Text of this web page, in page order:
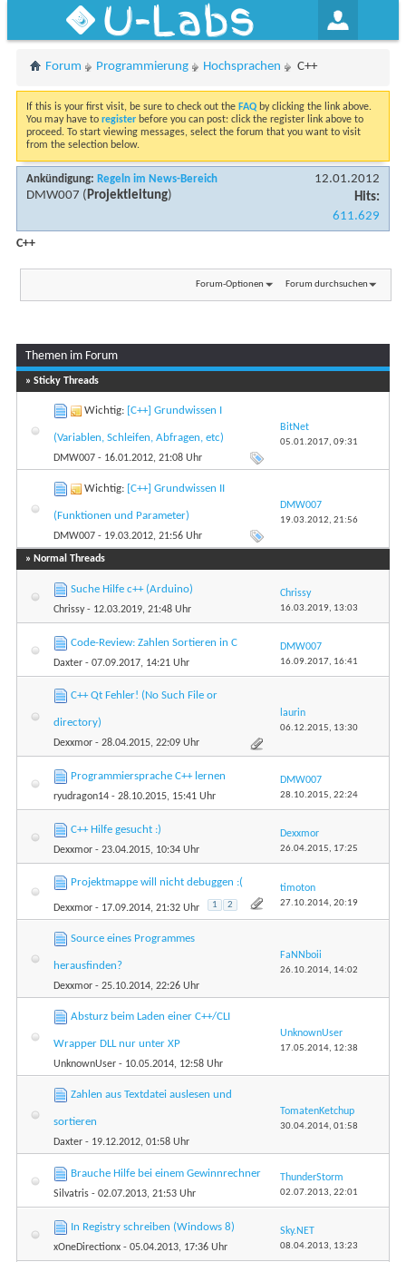
U-Labs
Forum Programmierung Hochsprachen C++
If this is your first visit, be sure to check out the FAQ by clicking the link above.
You may have to register before you can post: click the register link above to
proceed. To start viewing messages, select the forum that you want to visit
from the selection below.
Ankündigung: Regeln im News-Bereich
DMW007 (Projektleitung)
12.01.2012
Hits:
611.629
C++
Forum-Optionen Forum durchsuchen
Themen im Forum
» Sticky Threads
Wichtig: [C++] Grundwissen I
(Variablen, Schleifen, Abfragen, etc)
DMW007 - 16.01.2012, 21:08 Uhr
BitNet
05.01.2017, 09:31
Wichtig: [C++] Grundwissen II
(Funktionen und Parameter)
DMW007 - 19.03.2012, 21:56 Uhr
DMW007
19.03.2012, 21:56
» Normal Threads
Suche Hilfe c++ (Arduino)
Chrissy- 12.03.2019, 21:48 Uhr
Chrissy
16.03.2019, 13:03
Code-Review: Zahlen Sortieren in C
Daxter - 07.09.2017, 14:21 Uhr
DMW007
16.09.2017, 16:41
C++ Qt Fehler! (No Such File or
directory)
Dexxmor - 28.04.2015, 22:09 Uhr
laurin
06.12.2015, 13:30
Programmiersprache C++ lernen
ryudragon14 - 28.10.2015, 15:41 Uhr
DMW007
28.10.2015, 22:24
C++ Hilfe gesucht :)
Dexxmor - 23.04.2015, 10:34 Uhr
Dexxmor
26.04.2015, 17:25
Projektmappe will nicht debuggen :(
Dexxmor - 17.09.2014, 21:32 Uhr 1 2
timoton
27.10.2014, 20:19
Source eines Programmes
herausfinden?
Dexxmor - 25.10.2014, 22:26 Uhr
FaNNboii
26.10.2014, 14:02
Absturz beim Laden einer C++/CLI
Wrapper DLL nur unter XP
UnknownUser - 10.05.2014, 12:58 Uhr
UnknownUser
17.05.2014, 12:38
Zahlen aus Textdatei auslesen und
sortieren
Daxter - 19.12.2012, 01:58 Uhr
TomatenKetchup
30.04.2014, 01:58
Brauche Hilfe bei einem Gewinnrechner
Silvatris - 02.07.2013, 21:53 Uhr
ThunderStorm
02.07.2013, 22:01
In Registry schreiben (Windows 8)
xOneDirectionx - 05.04.2013, 17:36 Uhr
Sky.NET
08.04.2013, 13:23